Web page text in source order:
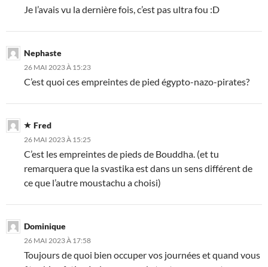
Je l’avais vu la dernière fois, c’est pas ultra fou :D
Nephaste
26 MAI 2023 À 15:23
C’est quoi ces empreintes de pied égypto-nazo-pirates?
Fred
26 MAI 2023 À 15:25
C’est les empreintes de pieds de Bouddha. (et tu
remarquera que la svastika est dans un sens différent de
ce que l’autre moustachu a choisi)
Dominique
26 MAI 2023 À 17:58
Toujours de quoi bien occuper vos journées et quand vous